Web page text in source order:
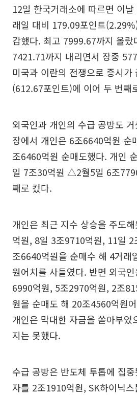
12일 한국거래소에 따르면 이
래일 대비 179.09포인트
감했다. 최고 7999.67까지 올랐
7421.71까지 내리면서 장중
미국과 이란의 전쟁으로 증시가
(612.67포인트)에 이어 두 번째
외국인과 개인의 수급 공방도
장에서 개인은 6조6640억원 순
조6460억원 순매도했다. 개인
일 7조30억원 △2월5일 6조
째로 컸다.
개인은 최근 지수 상승을 주도
억원, 8일 3조9710억원, 11일
조6640억원을 순매수 해 4거래
원어치를 사들였다. 반면 외국
6990억원, 5조2970억원, 2조
원을 순매도 해 20조4560억원
개인은 막대한 자금을 쏟아부었
지는 못했다.
수급 공방은 반도체 투톱에 집
자를 2조1910억원, SK하이닉